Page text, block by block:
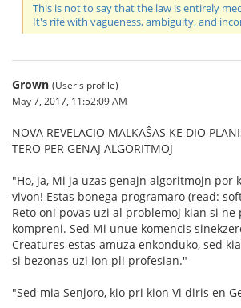
This is not to say that the law is entirely
It's rife with vagueness, ambiguity, and
Grown (User's profile)
May 7, 2017, 11:52:09 AM
NOVA REVELACIO MALKAŜAS KE DIO
TERO PER GENAJ ALGORITMOJ
"Ho, ja, Mi ja uzas genajn algoritmojn por
vivon! Estas bonega programaro (read:
Reto oni povas uzi al problemoj kian si ne
kompreni. Sed Mi unue komencis
Creatures estas amuza enkonduko, sed
si bezonas uzi ion pli profesian."
"Sed mia Senjoro, kio pri kion Vi diris en